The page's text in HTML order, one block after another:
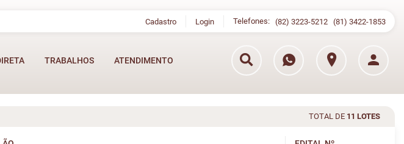
Cadastro Login Telefones: (82) 3223-5212 (81) 3422-1853
TRABALHOS ATENDIMENTO
TOTAL DE 11 LOTES